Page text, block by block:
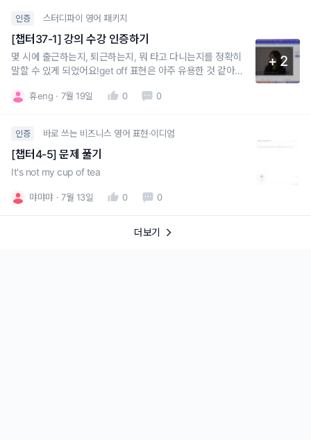
인증 스터디파이 영어 패키지
[챕터37-1] 강의 수강 인증하기
몇 시에 출근하는지, 퇴근하는지, 뭐 타고 다니는지를 정확히
말할 수 있게 되었어요!get off 표현은 아주 유용한 것 같아요.
+ 2
휴eng 7월 19일 0 0
인증 바로 쓰는 비즈니스 영어 표현·이디엄
[챕터4-5] 문제 풀기
It's not my cup of tea
먀먀먀 7월 13일 0 0
더보기